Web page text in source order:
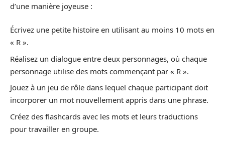
d’une manière joyeuse :
Écrivez une petite histoire en utilisant au moins 10 mots en
« R ».
Réalisez un dialogue entre deux personnages, où chaque
personnage utilise des mots commençant par « R ».
Jouez à un jeu de rôle dans lequel chaque participant doit
incorporer un mot nouvellement appris dans une phrase.
Créez des flashcards avec les mots et leurs traductions
pour travailler en groupe.